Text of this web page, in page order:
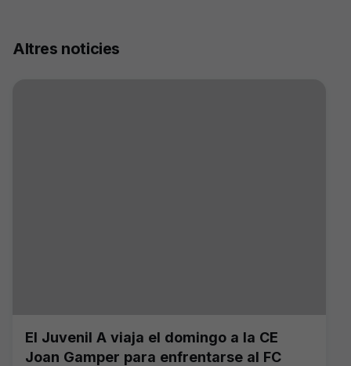
Altres noticies
El Juvenil A viaja el domingo a la CE
Joan Gamper para enfrentarse al FC